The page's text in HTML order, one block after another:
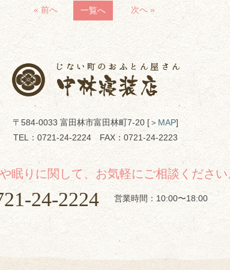
« 前へ 一覧へ 次へ »
〒584-0033 富田林市富田林町7-20 [＞ MAP]
TEL：0721-24-2224 FAX：0721-24-2223
眠りに関して、お気軽にご相談ください
24-2224 営業時間：10:00〜18:00